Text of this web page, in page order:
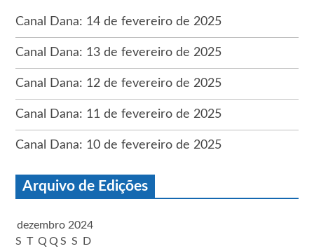
Canal Dana: 14 de fevereiro de 2025
Canal Dana: 13 de fevereiro de 2025
Canal Dana: 12 de fevereiro de 2025
Canal Dana: 11 de fevereiro de 2025
Canal Dana: 10 de fevereiro de 2025
Arquivo de Edições
dezembro 2024
S T Q Q S S D